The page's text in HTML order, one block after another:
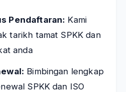
Pendaftaran: Kami
tarikh tamat SPKK dan
anda
Bimbingan lengkap
SPKK dan ISO